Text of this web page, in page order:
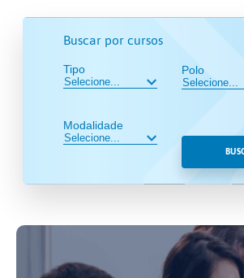
Buscar por cursos
Tipo
Modalidade
Polo